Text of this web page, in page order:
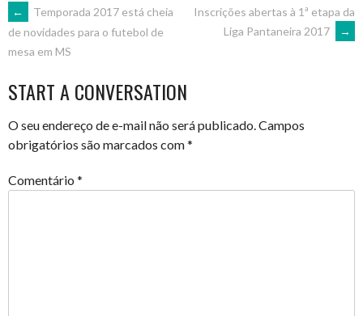
POST
NAVIGATION
←
Temporada 2017 está cheia
de novidades para o futebol de
mesa em MS
Inscrições abertas à 1ª etapa da
Liga Pantaneira 2017
→
START A CONVERSATION
O seu endereço de e-mail não será publicado. Campos
obrigatórios são marcados com*
Comentário *